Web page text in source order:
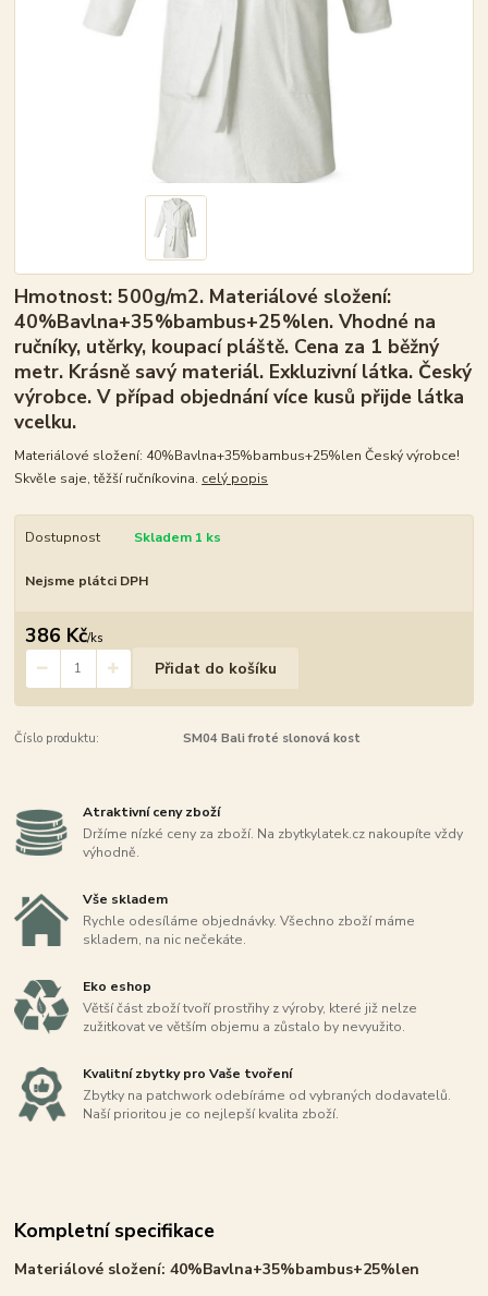
Hmotnost: 500g/m2. Materiálové složení:
40%Bavlna+35%bambus+25%len. Vhodné na
ručníky, utěrky, koupací pláště. Cena za 1 běžný
metr. Krásně savý materiál. Exkluzivní látka. Český
výrobce. V případ objednání více kusů přijde látka
vcelku.
Materiálové složení: 40%Bavlna+35%bambus+25%len Český výrobce!
Skvěle saje, těžší ručníkovina. celý popis
Dostupnost Skladem 1 ks
Nejsme plátci DPH
386 Kč/ks
Přidat do košíku
Číslo produktu: SM04 Bali froté slonová kost
Atraktivní ceny zboží
Držíme nízké ceny za zboží. Na zbytkylatek.cz nakoupíte vždy
výhodně.
Vše skladem
Rychle odesíláme objednávky. Všechno zboží máme
skladem, na nic nečekáte.
Eko eshop
Větší část zboží tvoří prostřihy z výroby, které již nelze
zužitkovat ve větším objemu a zůstalo by nevyužito.
Kvalitní zbytky pro Vaše tvoření
Zbytky na patchwork odebíráme od vybraných dodavatelů.
Naší prioritou je co nejlepší kvalita zboží.
Kompletní specifikace
Materiálové složení: 40%Bavlna+35%bambus+25%len